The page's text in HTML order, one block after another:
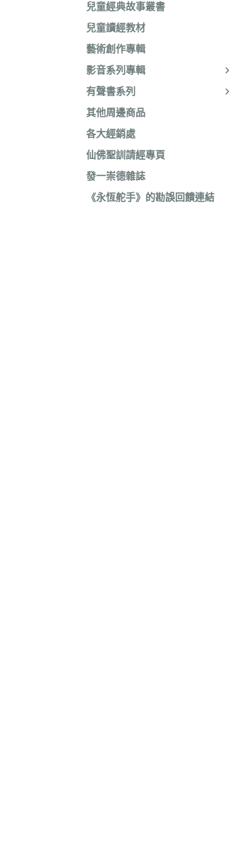
兒童經典故事叢書
兒童讀經教材
藝術創作專輯
影音系列專輯
有聲書系列
其他周邊商品
各大經銷處
仙佛聖訓請經專頁
發一崇德雜誌
《永恆舵手》的勘誤回饋連結